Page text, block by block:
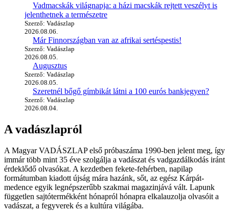
Vadmacskák világnapja: a házi macskák rejtett veszélyt is
jelenthetnek a természetre
Szerző: Vadászlap
2026.08.06.
Már Finnországban van az afrikai sertéspestis!
Szerző: Vadászlap
2026.08.05.
Augusztus
Szerző: Vadászlap
2026.08.05.
Szeretnél bőgő gímbikát látni a 100 eurós bankjegyen?
Szerző: Vadászlap
2026.08.04.
A vadászlapról
A Magyar VADÁSZLAP első próbaszáma 1990-ben jelent meg, így
immár több mint 35 éve szolgálja a vadászat és vadgazdálkodás iránt
érdeklődő olvasókat. A kezdetben fekete-fehérben, napilap
formátumban kiadott újság mára hazánk, sőt, az egész Kárpát-
medence egyik legnépszerűbb szakmai magazinjává vált. Lapunk
független sajtótermékként hónapról hónapra elkalauzolja olvasóit a
vadászat, a fegyverek és a kultúra világába.